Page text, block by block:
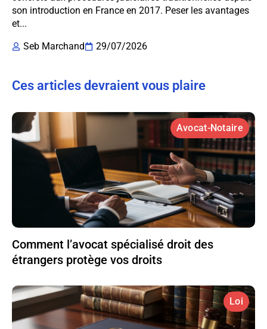
son introduction en France en 2017. Peser les avantages
et...
Seb Marchand
29/07/2026
Ces articles devraient vous plaire
Avocat-Notaire
Comment l’avocat spécialisé droit des
étrangers protège vos droits
Loi